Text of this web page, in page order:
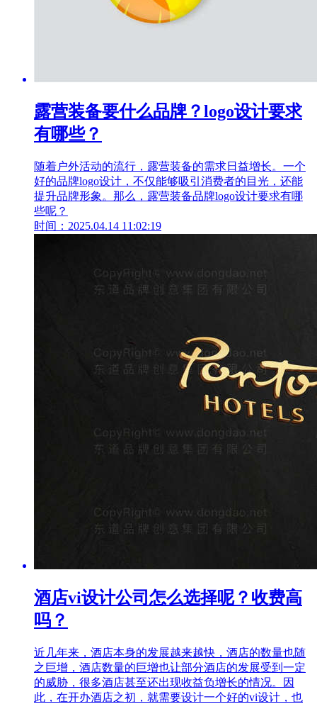
露营装备要什么品牌？logo设计要求
有哪些？
随着户外活动的流行，露营装备的需求日益增长。一个
好的品牌logo设计，不仅能够吸引消费者的目光，还能
提升品牌形象。那么，露营装备品牌logo设计要求有哪
些呢？
时间：2025.04.14 11:02:19
酒店vi设计公司怎么选择呢？收费高
吗？
近几年来，酒店本身的发展越来越快，酒店的数量也随
之巨增，酒店数量的巨增也让部分酒店的发展受到一定
的威胁，很多酒店甚至还出现收益负增长的情况。因
此，在开办酒店之初，就需要设计一个好的vi设计，也